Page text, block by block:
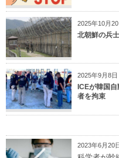
2025年10月20
北朝鮮の兵
2025年9月8日
ICEが韓国
者を拘束
2023年6月20